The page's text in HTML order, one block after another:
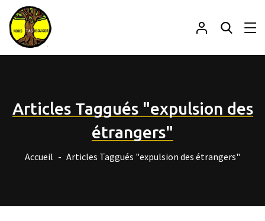
Articles Taggués "expulsion des
étrangers"
Accueil Articles Taggués "expulsion des étrangers"